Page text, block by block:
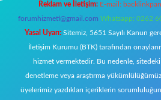
Reklam ve İletişim: E-mail:
forumhizmeti@gmail.com Whatsapp: 0262
Yasal Uyarı: Sitemiz, 5651 Sayılı Kanun
İletişim Kurumu (BTK) tarafından
hizmet vermektedir. Bu nedenle,
denetleme veya araştırma
üyelerimiz yazdıkları içeriklerin